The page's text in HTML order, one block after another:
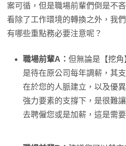
案可循，但是職場前輩們倒是不
看除了工作環境的轉換之外，我
有哪些重點務必要注意呢？
職場前輩A： 但無論是【挖
是待在原公司每年調薪，其
在於您的人脈建立，以及優
強力要素的支撐下，是很難
去聘僱您或是加薪，這是需